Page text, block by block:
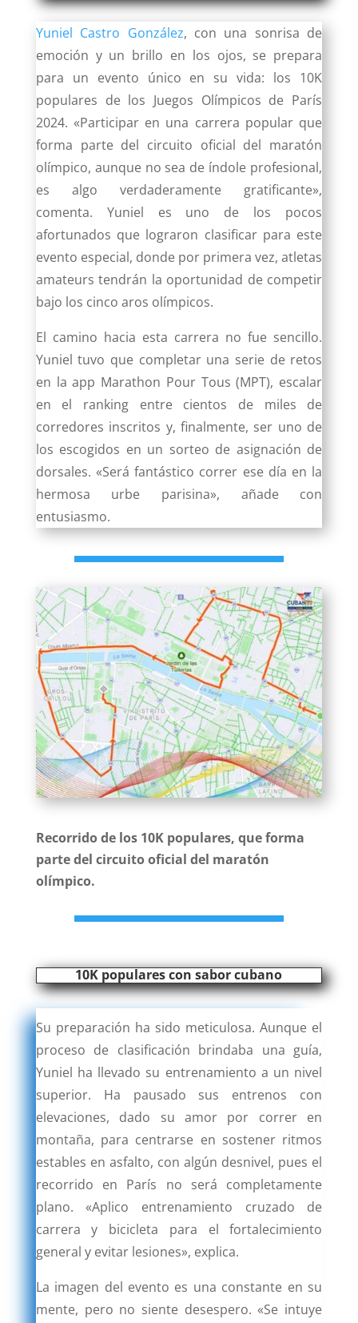
Yuniel Castro González, con una sonrisa de
emoción y un brillo en los ojos, se prepara
para un evento único en su vida: los 10K
populares de los Juegos Olímpicos de París
2024. «Participar en una carrera popular que
forma parte del circuito oficial del maratón
olímpico, aunque no sea de índole profesional,
es algo verdaderamente gratificante»,
comenta. Yuniel es uno de los pocos
afortunados que lograron clasificar para este
evento especial, donde por primera vez, atletas
amateurs tendrán la oportunidad de competir
bajo los cinco aros olímpicos.
El camino hacia esta carrera no fue sencillo.
Yuniel tuvo que completar una serie de retos
en la app Marathon Pour Tous (MPT), escalar
en el ranking entre cientos de miles de
corredores inscritos y, finalmente, ser uno de
los escogidos en un sorteo de asignación de
dorsales. «Será fantástico correr ese día en la
hermosa urbe parisina», añade con
entusiasmo.
Recorrido de los 10K populares, que forma
parte del circuito oficial del maratón
olímpico.
10K populares con sabor cubano
Su preparación ha sido meticulosa. Aunque el
proceso de clasificación brindaba una guía,
Yuniel ha llevado su entrenamiento a un nivel
superior. Ha pausado sus entrenos con
elevaciones, dado su amor por correr en
montaña, para centrarse en sostener ritmos
estables en asfalto, con algún desnivel, pues el
recorrido en París no será completamente
plano. «Aplico entrenamiento cruzado de
carrera y bicicleta para el fortalecimiento
general y evitar lesiones», explica.
La imagen del evento es una constante en su
mente, pero no siente desespero. «Se intuye